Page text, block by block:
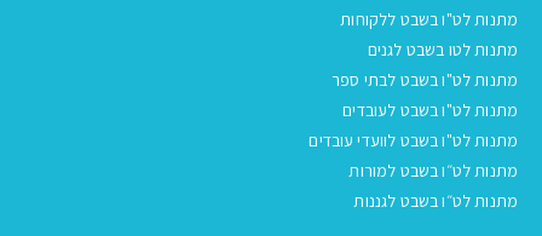
מתנות לט"ו בשבט ללקוחות
מתנות לטו בשבט לגנים
מתנות לט"ו בשבט לבתי ספר
מתנות לט"ו בשבט לעובדים
מתנות לט"ו בשבט לוועדי עובדים
מתנות לט״ו בשבט למורות
מתנות לט״ו בשבט לגננות